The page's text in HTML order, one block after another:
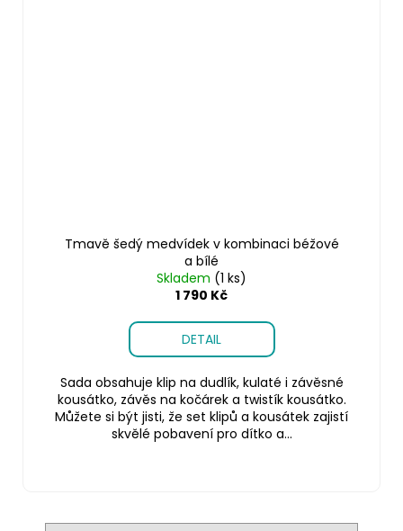
Tmavě šedý medvídek v kombinaci béžové
a bílé
Skladem (1 ks)
1 790 Kč
DETAIL
Sada obsahuje klip na dudlík, kulaté i závěsné
kousátko, závěs na kočárek a twistík kousátko.
Můžete si být jisti, že set klipů a kousátek zajistí
skvělé pobavení pro dítko a...